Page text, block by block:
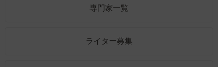
専門家一覧
ライター募集